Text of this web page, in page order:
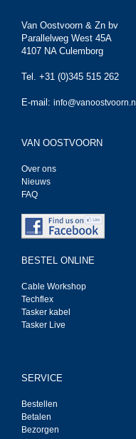
Van Oostvoorn & Zn bv
Parallelweg West 45A
4107 NA Culemborg
Tel. +31 (0)345 515 262
E-mail: info@vanoostvoorn.nl
VAN OOSTVOORN
Over ons
Nieuws
FAQ
BESTEL ONLINE
Cable Workshop
Techflex
Tasker kabel
Tasker Live
SERVICE
Bestellen
Betalen
Bezorgen